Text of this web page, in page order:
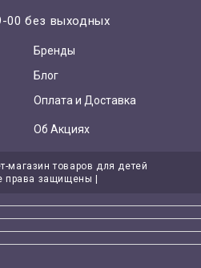
00 без выходных
Бренды
Блог
Оплата и Доставка
Об Акциях
магазин товаров для детей
права защищены |